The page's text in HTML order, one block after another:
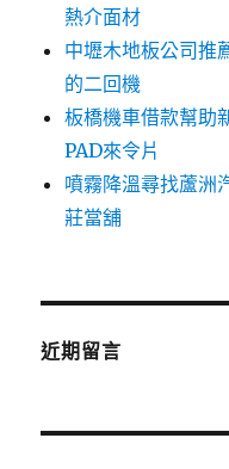
熱介面材
中壢木地板公司推
的二回機
板橋機車借款幫助
PAD來令片
噴霧降溫尋找蘆洲
莊當舖
近期留言